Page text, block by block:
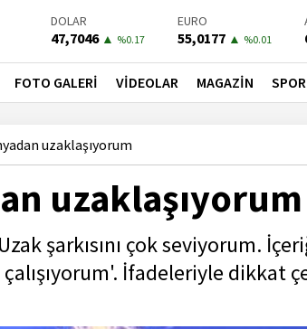
BIST-100
13849,97▲ %0.37
PETROL
82,2200 ▼ %-0.68
FOTO GALERİ VİDEOLAR MAGAZİN SPOR
uzaklaşıyorum
uzaklaşıyorum
şarkısını çok seviyorum.
İfadeleriyle dikkat